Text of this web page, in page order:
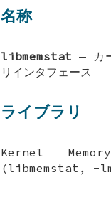
名称
libmemstat — カ
リインタフェース
ライブラリ
Kernel
(libmemstat, -